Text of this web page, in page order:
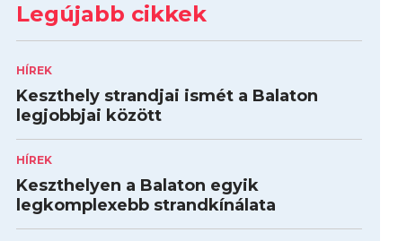
Legújabb cikkek
HÍREK
Keszthely strandjai ismét a Balaton
legjobbjai között
HÍREK
Keszthelyen a Balaton egyik
legkomplexebb strandkínálata